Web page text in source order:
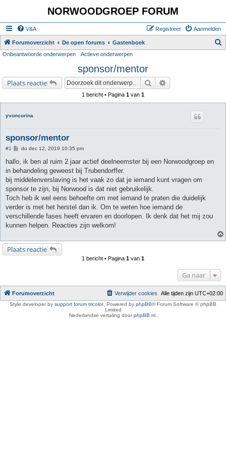
NORWOODGROEP FORUM
V&A Aanmelden
Registreer
Forumoverzicht De open forums Gastenboek
Onbeantwoorde onderwerpen Actieve onderwerpen
sponsor/mentor
Plaats reactie Zoek
1 bericht • Pagina 1 van 1
yvoncorina
sponsor/mentor
#1
B
r
i
c
h
do dec 12, 2019 10:35 pm
hallo, ik ben al ruim 2 jaar actief deelneemster bij een Norwoodgroep en
in behandeling geweest bij Trubendorffer.
bij middelenverslaving is het vaak zo dat je iemand kunt vragen om
sponsor te zijn, bij Norwood is dat niet gebruikelijk.
Toch heb ik wel eens behoefte om met iemand te praten die duidelijk
verder is met het herstel dan ik. Om te weten hoe iemand de
verschillende fases heeft ervaren en doorlopen. Ik denk dat het mij zou
kunnen helpen. Reacties zijn welkom!
Plaats reactie
1 bericht • Pagina 1 van 1
Ga naar
Forumoverzicht Alle tijden zijn UTC+02:00
Verwijder cookies
Style developer by support forum tricolor, Powered by phpBB® Forum Software © phpBB
Limited
Nederlandse vertaling doorphpBB.nl